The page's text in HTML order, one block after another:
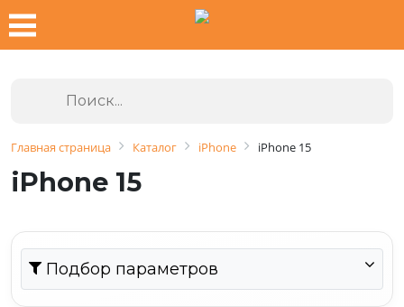
Главная страница Каталог iPhone iPhone 15
iPhone 15
Подбор параметров